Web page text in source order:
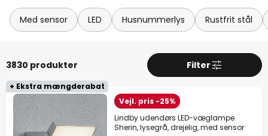
Med sensor LED Husnummerlys Rustfrit stål
3830 produkter Filter
+ Ekstra mængderabat
Vejl. pris -25%
Lindby udendørs LED-væglampe
Sherin, lysegrå, drejelig, med sensor
Kode:WOW26 Kopier
Spar nu
*Ekskluderede producenter